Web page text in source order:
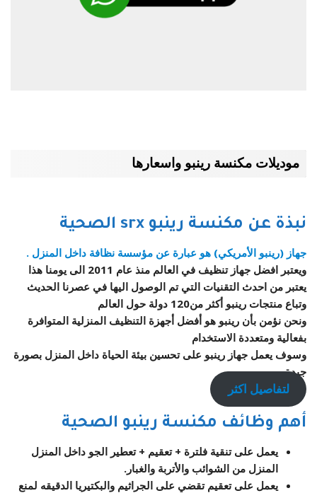
موديلات مكنسة رينبو واسعارها
نبذة عن مكنسة رينبو srx الصحية
جهاز (رينبو الأمريكي) هو عبارة عن مؤسسة نظافة داخل المنزل .
ويعتبر افضل جهاز تنظيف في العالم منذ عام 2011 الى يومنا هذا
يعتبر من احدث التقنيات التي تم الوصول اليها في عصرنا الحديث
وتباع منتجات رينبو أكثر من120 دولة حول العالم
ونحن نؤمن بأن رينبو هو أفضل أجهزة التنظيف المنزلية المتوافرة
بفعالية ومتعددة الاستخدام
وسوف يعمل جهاز رينبو على تحسين بيئة الحياة داخل المنزل بصورة
جيدة.
لتفاصيل اكثر
أهم وظائف مكنسة رينبو الصحية
يعمل على تنقية فلترة + تعقيم + تعطير الجو داخل المنزل
المنزل من الشوائب والأتربة والغبار.
يعمل على تعقيم تقضي على الجراثيم والبكتيريا الدقيقه لمنع